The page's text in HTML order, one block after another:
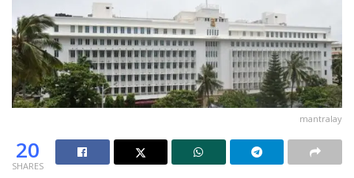
mantralay
20
SHARES